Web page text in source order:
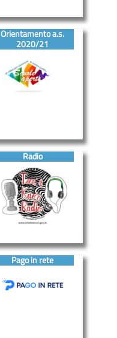
Orientamento a.s.
2020/21
Radio
Pago in rete